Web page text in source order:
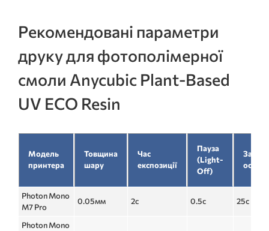
Рекомендовані параметри
друку для фотополімерної
смоли Anycubic Plant-Based
UV ECO Resin
Модель
принтера
Товщина
шару
Час
експозиції
Пауза
(Light-
Off)
Photon Mono
M7 Pro
0.05мм 2с 0.5с 25с
Photon Mono